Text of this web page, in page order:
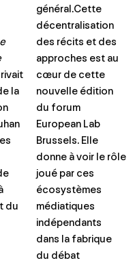
la
du
général.Cette
décentralisation
des récits et des
approches est au
cette